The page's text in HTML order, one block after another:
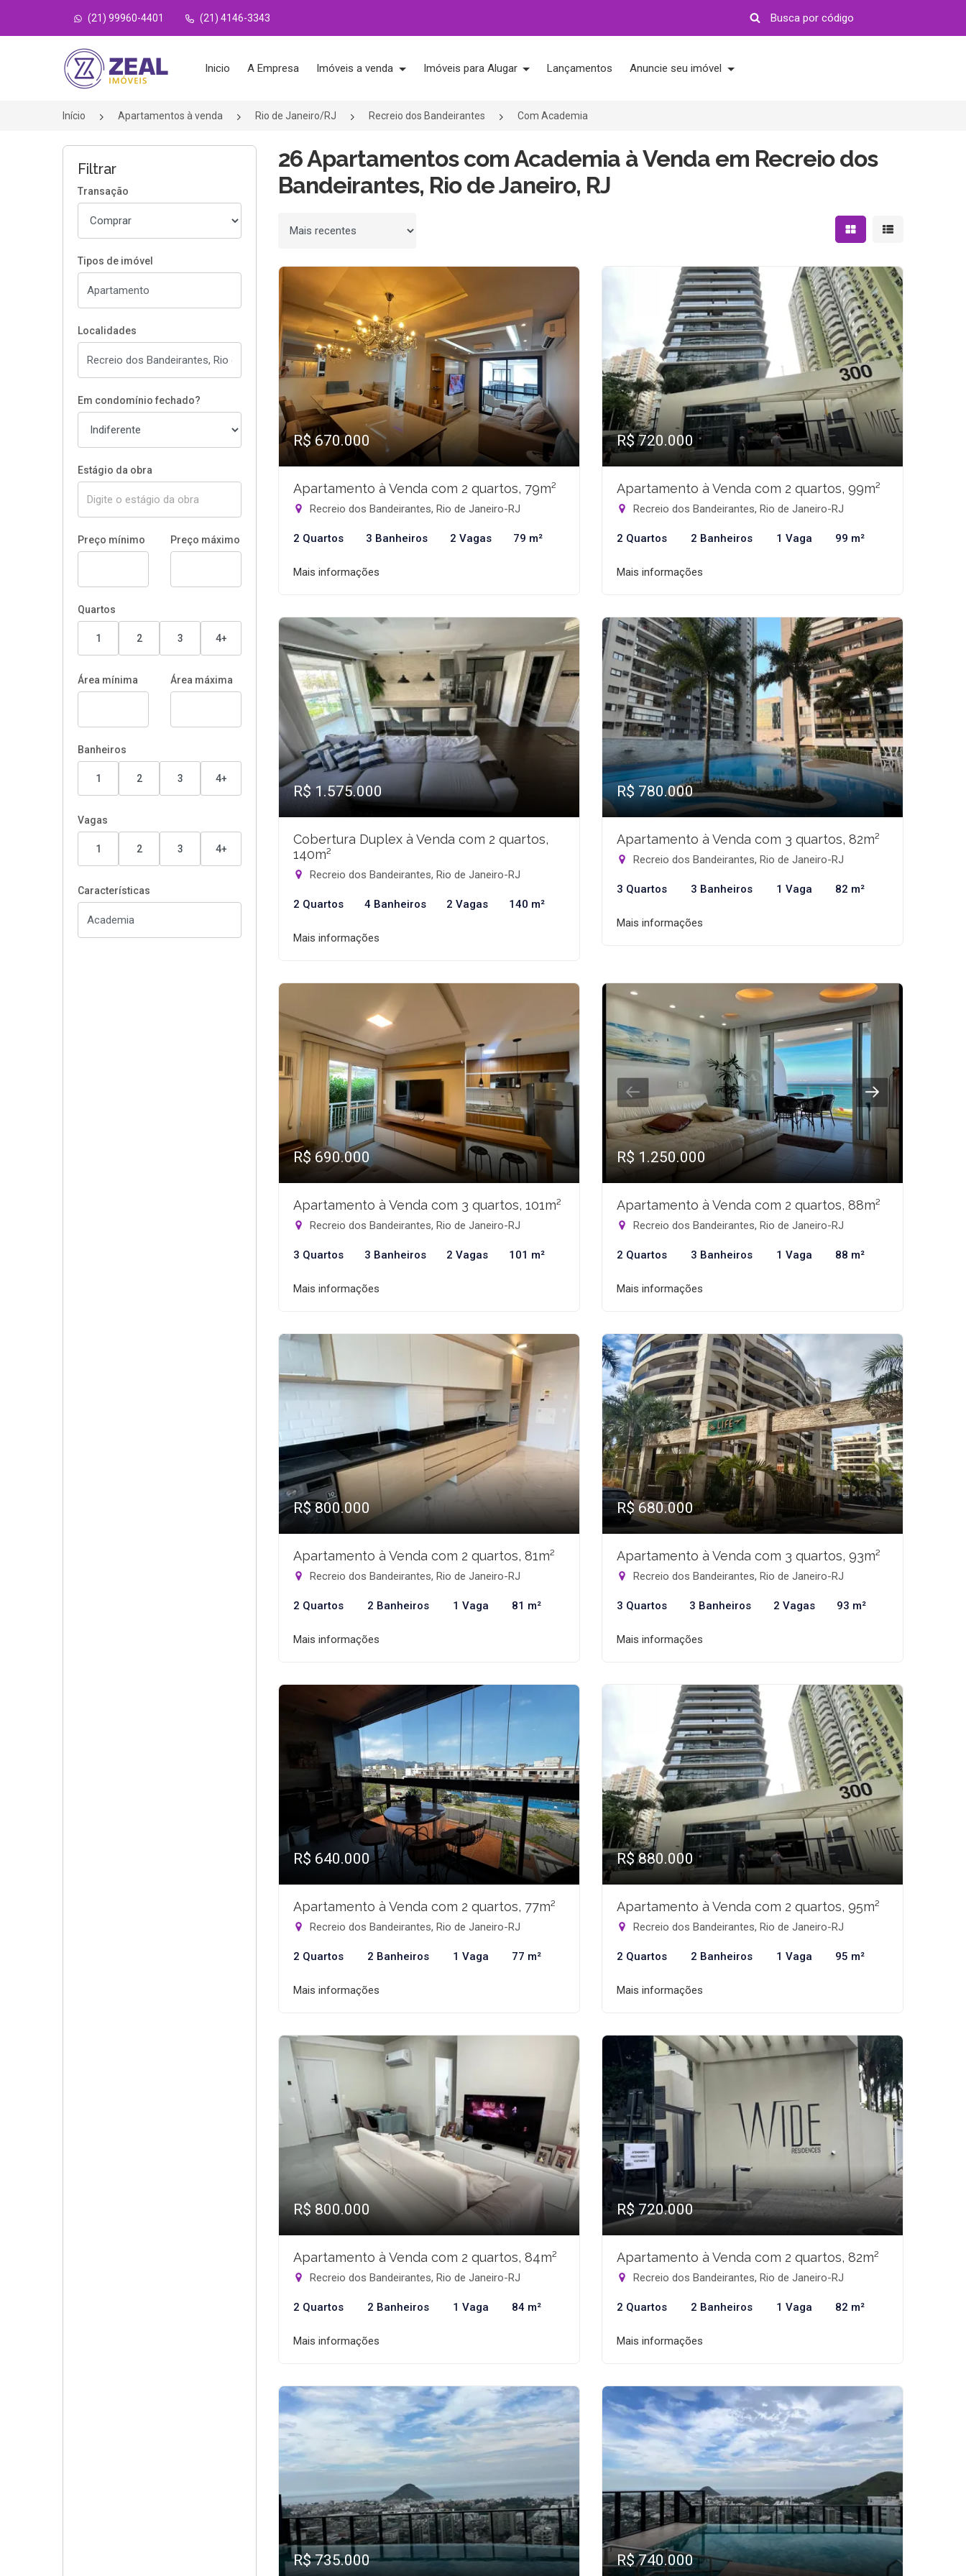
(21) 99960-4401 (21) 4146-3343
Página inicial
Inicio A Empresa Imóveis a venda Imóveis para Alugar Lançamentos Anuncie seu imóvel
Início Apartamentos à venda Rio de Janeiro/RJ Recreio dos Bandeirantes Com Academia
Filtrar
Transação
Tipos de imóvel
Localidades
Em condomínio fechado?
Estágio da obra
Preço mínimo Preço máximo
Quartos
1 2 3 4+
Área mínima Área máxima
Banheiros
1 2 3 4+
Vagas
1 2 3 4+
Características
26 Apartamentos com Academia à Venda em Recreio dos
Bandeirantes, Rio de Janeiro, RJ
Ordenar por Mostrar resultados em
Mostrar
R$ 670.000
Apartamento à Venda com 2 quartos, 79m²
Recreio dos Bandeirantes, Rio de Janeiro-RJ
2 Quartos 3 Banheiros 2 Vagas 79 m²
Mais informações
R$ 720.000
Apartamento à Venda com 2 quartos, 99m²
Recreio dos Bandeirantes, Rio de Janeiro-RJ
2 Quartos 2 Banheiros 1 Vaga 99 m²
Mais informações
R$ 1.575.000
Cobertura Duplex à Venda com 2 quartos,
140m²
Recreio dos Bandeirantes, Rio de Janeiro-RJ
2 Quartos 4 Banheiros 2 Vagas 140 m²
Mais informações
R$ 780.000
Apartamento à Venda com 3 quartos, 82m²
Recreio dos Bandeirantes, Rio de Janeiro-RJ
3 Quartos 3 Banheiros 1 Vaga 82 m²
Mais informações
R$ 690.000
Apartamento à Venda com 3 quartos, 101m²
Recreio dos Bandeirantes, Rio de Janeiro-RJ
3 Quartos 3 Banheiros 2 Vagas 101 m²
Mais informações
R$ 1.250.000
Apartamento à Venda com 2 quartos, 88m²
Recreio dos Bandeirantes, Rio de Janeiro-RJ
2 Quartos 3 Banheiros 1 Vaga 88 m²
Mais informações
R$ 800.000
Apartamento à Venda com 2 quartos, 81m²
Recreio dos Bandeirantes, Rio de Janeiro-RJ
2 Quartos 2 Banheiros 1 Vaga 81 m²
Mais informações
R$ 680.000
Apartamento à Venda com 3 quartos, 93m²
Recreio dos Bandeirantes, Rio de Janeiro-RJ
3 Quartos 3 Banheiros 2 Vagas 93 m²
Mais informações
R$ 640.000
Apartamento à Venda com 2 quartos, 77m²
Recreio dos Bandeirantes, Rio de Janeiro-RJ
2 Quartos 2 Banheiros 1 Vaga 77 m²
Mais informações
R$ 880.000
Apartamento à Venda com 2 quartos, 95m²
Recreio dos Bandeirantes, Rio de Janeiro-RJ
2 Quartos 2 Banheiros 1 Vaga 95 m²
Mais informações
R$ 800.000
Apartamento à Venda com 2 quartos, 84m²
Recreio dos Bandeirantes, Rio de Janeiro-RJ
2 Quartos 2 Banheiros 1 Vaga 84 m²
Mais informações
R$ 720.000
Apartamento à Venda com 2 quartos, 82m²
Recreio dos Bandeirantes, Rio de Janeiro-RJ
2 Quartos 2 Banheiros 1 Vaga 82 m²
Mais informações
R$ 735.000 R$ 740.000